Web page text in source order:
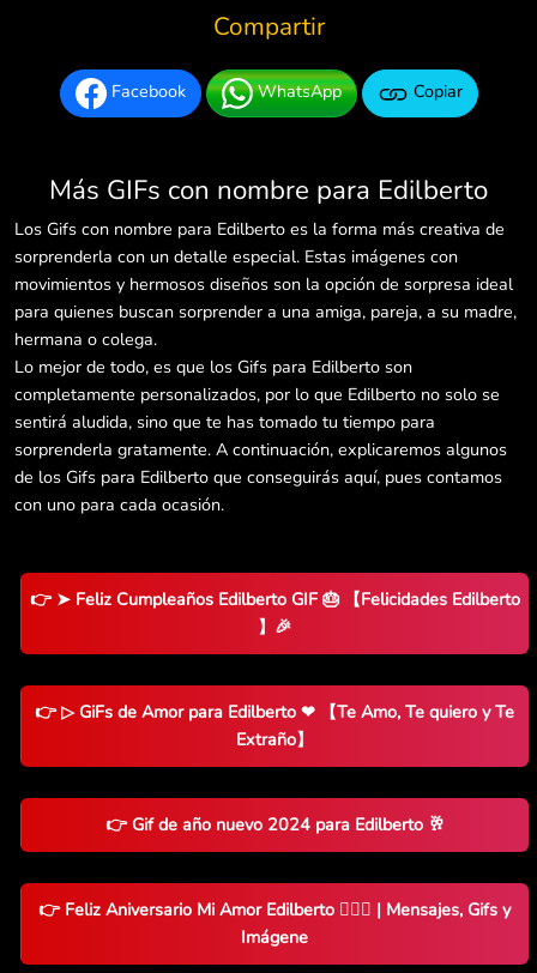
Compartir
Facebook WhatsApp Copiar
Más GIFs con nombre para Edilberto
Los Gifs con nombre para Edilberto es la forma más creativa de
sorprenderla con un detalle especial. Estas imágenes con
movimientos y hermosos diseños son la opción de sorpresa ideal
para quienes buscan sorprender a una amiga, pareja, a su madre,
hermana o colega.
Lo mejor de todo, es que los Gifs para Edilberto son
completamente personalizados, por lo que Edilberto no solo se
sentirá aludida, sino que te has tomado tu tiempo para
sorprenderla gratamente. A continuación, explicaremos algunos
de los Gifs para Edilberto que conseguirás aquí, pues contamos
con uno para cada ocasión.
👉 ➤ Feliz Cumpleaños Edilberto GIF 🎂 【Felicidades Edilberto
】🎉
👉 ▷ GiFs de Amor para Edilberto ❤ 【Te Amo, Te quiero y Te
Extraño】
👉 Gif de año nuevo 2024 para Edilberto 🥂
👉 Feliz Aniversario Mi Amor Edilberto 👨‍❤️‍👨 | Mensajes, Gifs y
Imágene